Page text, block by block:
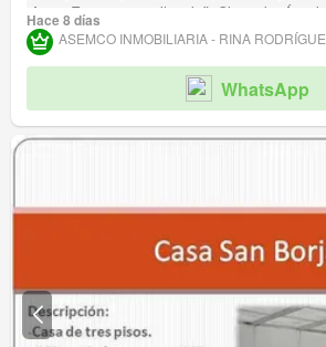
Agua
Terraza amenity_wi_fi Gimnasio Área
Jardín Vigilante Barbacoa Acceso para
Hace 8 días
ASEMCO INMOBILIARIA - RINA
WhatsApp